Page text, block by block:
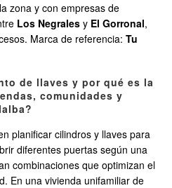
zona y con empresas de
Los Negrales y El Gorronal,
Marca de referencia: Tu
de llaves y por qué es la
comunidades y
planificar cilindros y llaves para
diferentes puertas según una
combinaciones que optimizan el
En una vivienda unifamiliar de